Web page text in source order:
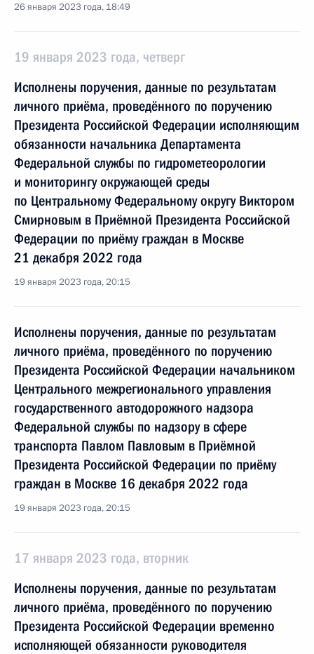
26 января 2023 года, 18:49
19 января 2023 года, четверг
Исполнены поручения, данные по результатам
личного приёма, проведённого по поручению
Президента Российской Федерации исполняющим
обязанности начальника Департамента
Федеральной службы по гидрометеорологии
и мониторингу окружающей среды
по Центральному Федеральному округу Виктором
Смирновым в Приёмной Президента Российской
Федерации по приёму граждан в Москве
21 декабря 2022 года
19 января 2023 года, 20:15
Исполнены поручения, данные по результатам
личного приёма, проведённого по поручению
Президента Российской Федерации начальником
Центрального межрегионального управления
государственного автодорожного надзора
Федеральной службы по надзору в сфере
транспорта Павлом Павловым в Приёмной
Президента Российской Федерации по приёму
граждан в Москве 16 декабря 2022 года
19 января 2023 года, 20:15
17 января 2023 года, вторник
Исполнены поручения, данные по результатам
личного приёма, проведённого по поручению
Президента Российской Федерации временно
исполняющей обязанности руководителя